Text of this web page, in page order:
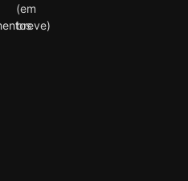
(em
breve)